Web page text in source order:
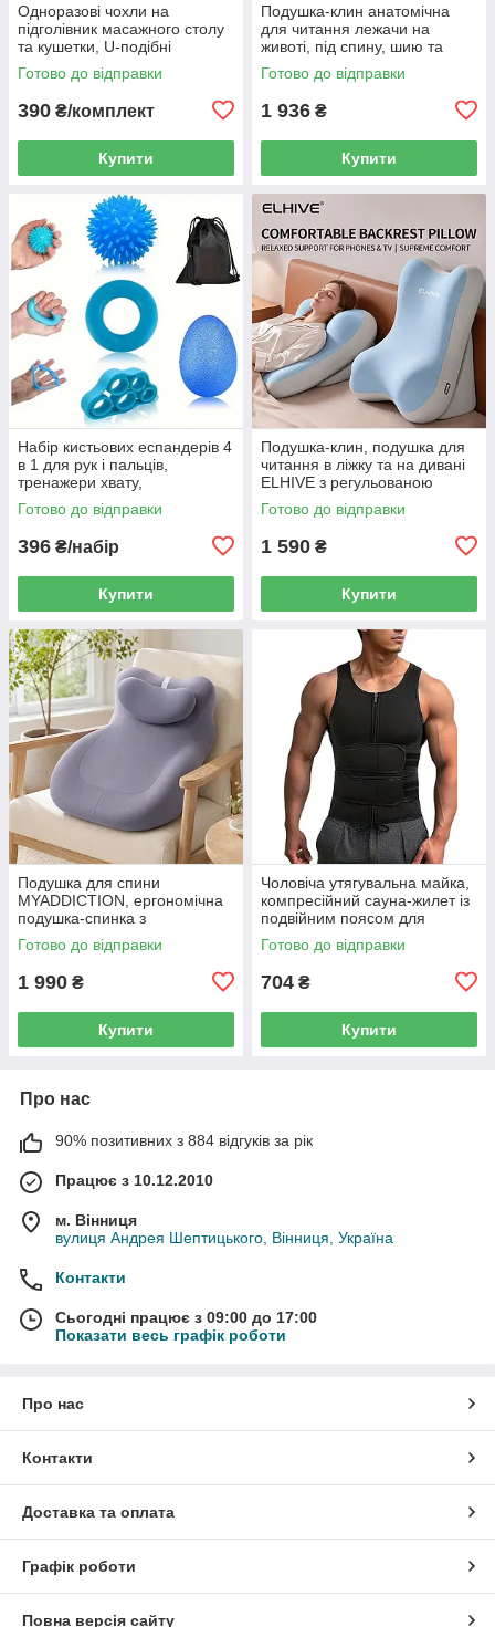
Одноразові чохли на
підголівник масажного столу
та кушетки, U-подібні
серветки для обличчя 100 шт.
38×28 см
Готово до відправки
390 ₴/комплект
Купити
Подушка-клин анатомічна
для читання лежачи на
животі, під спину, шию та
ноги, Memory Foam, сіра
56×36×21 см
Готово до відправки
1 936 ₴
Купити
Набір кистьових еспандерів 4
в 1 для рук і пальців,
тренажери хвату,
відновлення кисті та
антистресові м’ячики
Готово до відправки
396 ₴/набір
Купити
Подушка-клин, подушка для
читання в ліжку та на дивані
ELHIVE з регульованою
опорою для спини, шиї й ніг,
Memory Foam
Готово до відправки
1 590 ₴
Купити
Подушка для спини
MYADDICTION, ергономічна
подушка-спинка з
підголівником для ліжка та
дивана 55×40×25 см
Готово до відправки
1 990 ₴
Купити
Чоловіча утягувальна майка,
компресійний сауна-жилет із
подвійним поясом для
тренувань, розмір XL, чорний
Готово до відправки
704 ₴
Купити
Про нас
90% позитивних з 884 відгуків за рік
Працює з 10.12.2010
м. Вінниця
вулиця Андрея Шептицького, Вінниця, Україна
Контакти
Сьогодні працює з 09:00 до 17:00
Показати весь графік роботи
Про нас
Контакти
Доставка та оплата
Графік роботи
Повна версія сайту